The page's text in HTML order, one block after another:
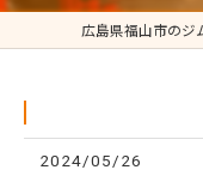
広島県福山市のジ
2024/05/26